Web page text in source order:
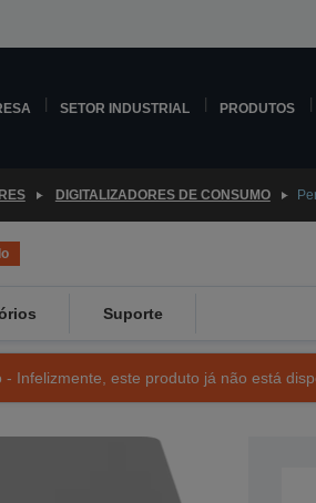
SETOR INDUSTRIAL PRODUTOS
DIGITALIZADORES DE CONSUMO
Suporte
Infelizmente, este produto já não está